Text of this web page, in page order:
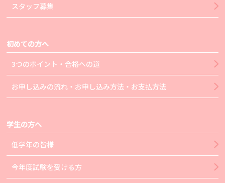
スタッフ募集
初めての方へ
3つのポイント・合格への道
お申し込みの流れ・お申し込み方法・お支払方法
学生の方へ
低学年の皆様
今年度試験を受ける方